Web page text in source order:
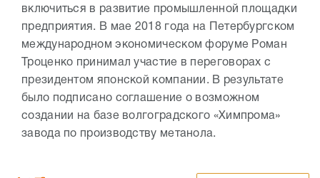
включиться в развитие промышленной площадки
предприятия. В мае 2018 года на Петербургском
международном экономическом форуме Роман
Троценко принимал участие в переговорах с
президентом японской компании. В результате
было подписано соглашение о возможном
создании на базе волгоградского «Химпрома»
завода по производству метанола.